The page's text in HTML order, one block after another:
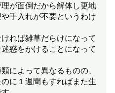
が面倒だから解体し更地
手入れが不要というわけ
れば雑草だらけになって
惑をかけることになって
によって異なるものの、
に１週間もすればまた生